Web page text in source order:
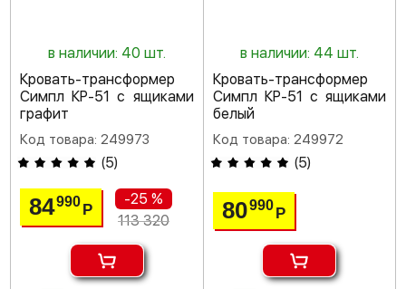
в наличии: 40 шт.
Кровать-трансформер
Симпл КР-51 с ящиками
графит
Код товара: 249973
(5)
84990Р
-25 %
113 320
в наличии: 44 шт.
Кровать-трансформер
Симпл КР-51 с ящиками
белый
Код товара: 249972
(5)
80990 Р